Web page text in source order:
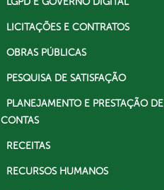
LICITAÇÕES E CONTRATOS
OBRAS PÚBLICAS
PESQUISA DE SATISFAÇÃO
PLANEJAMENTO E PRESTAÇÃO DE
CONTAS
RECEITAS
RECURSOS HUMANOS